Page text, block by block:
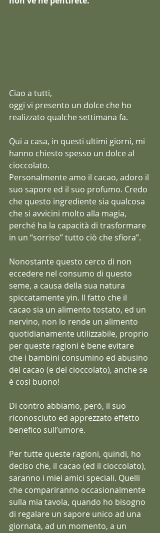
Ciao a tutti,
oggi vi presento un dolce che ho
realizzato qualche settimana fa.
Qui a casa, in questi ultimi giorni, mi
hanno chiesto spesso un dolce al
cioccolato.
Personalmente amo il cacao, adoro il
suo sapore ed il suo profumo. Credo
che questo ingrediente sia qualcosa
che si avvicini molto alla magia,
perché ha la capacità di trasformare
in un “sorriso” tutto ciò che sfiora”.
Nonostante questo cerco di non
eccedere nel consumo di questo
seme, a causa della sua natura
spiccatamente yin. Il fatto che il
cacao sia un alimento tostato, ed un
nervino, non lo rende un alimento
quotidianamente utilizzabile, proprio
per queste ragioni è bene evitare
che i bambini consumino ed abusino
del cacao (e del cioccolato), anche se
è così buono!
Di contro abbiamo, però, il suo
riconosciuto ed apprezzato effetto
benefico sull’umore.
Per tutte queste ragioni, quindi, ho
deciso che, il cacao (ed il cioccolato),
saranno i miei amici speciali. Quelli
che compariranno occasionalmente
sulla mia tavola, quando ho bisogno
di regalare un sapore unico ad una
giornata, ad un momento, a un